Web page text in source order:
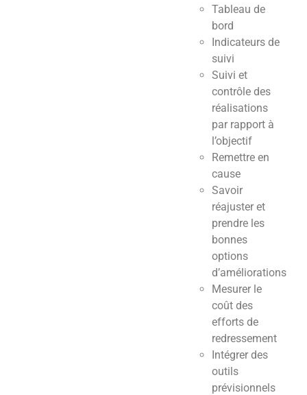
Tableau de
bord
Indicateurs de
suivi
Suivi et
contrôle des
réalisations
par rapport à
l’objectif
Remettre en
cause
Savoir
réajuster et
prendre les
bonnes
options
d’améliorations
Mesurer le
coût des
efforts de
redressement
Intégrer des
outils
prévisionnels